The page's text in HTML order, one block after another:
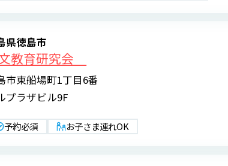
県徳島市
教育研究会
市東船場町1丁目6番
プラザビル9F
予約必須 お子さま連れOK